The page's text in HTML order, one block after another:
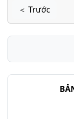
Ê-sai - Chương
Ê-sai - Chương
Ê-sai - Chương
＜ Trước